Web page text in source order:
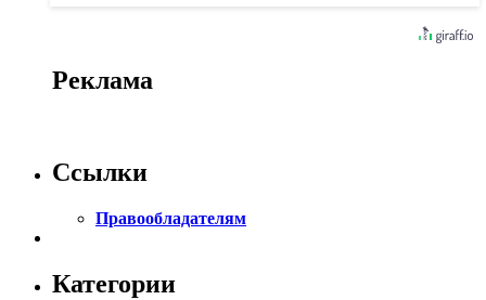
Реклама
Ссылки
Правообладателям
Категории